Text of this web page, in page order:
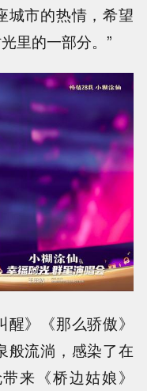
城市的热情，希望
里的一部分。”
》《那么骄傲》
般流淌，感染了在
来《桥边姑娘》